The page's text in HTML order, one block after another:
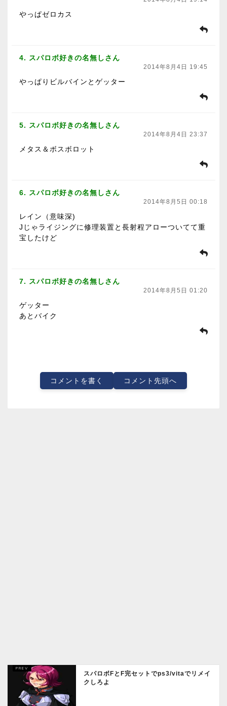
やっぱゼロカス
4. スパロボ好きの名無しさん
2014年8月4日 19:45
やっぱりビルバインとゲッター
5. スパロボ好きの名無しさん
2014年8月4日 23:37
メタス＆ボスボロット
6. スパロボ好きの名無しさん
2014年8月5日 00:18
レイン（意味深)
Jじゃライジングに修理装置と長射程アローついてて重
宝したけど
7. スパロボ好きの名無しさん
2014年8月5日 01:20
ゲッター
あとバイク
コメントを書く コメント先頭へ
スパロボFとF完セットでps3/vitaでリメイ
クしろよ